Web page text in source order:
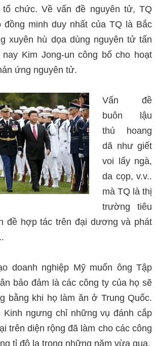
tổ chức. Về vấn đề nguyên tử, TQ
đồng minh duy nhất của TQ là Bắc
xuyên hù dọa dùng nguyên tử tấn
Kim Jong-un công bố cho hoạt
ứng nguyên tử.
Vấn đề
buôn lậu
thú hoang
dã như giết
voi lấy ngà,
da cọp, v.v..
mà TQ là thị
trường tiêu
đề hợp tác trên đại dương và phát
doanh nghiệp Mỹ muốn ông Tập
bảo đảm là các công ty của họ sẽ
bằng khi họ làm ăn ở Trung Quốc.
Kinh ngưng chỉ những vụ đánh cắp
trên diện rộng đã làm cho các công
tỉ đô la trong những năm vừa qua.